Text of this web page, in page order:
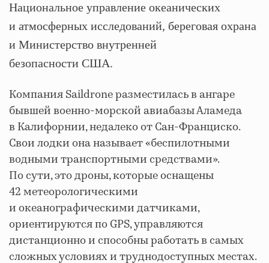
Национальное управление океанических
и атмосферных исследований, береговая охрана
и Министерство внутренней
безопасности США.
Компания Saildrone разместилась в ангаре
бывшей военно-морской авиабазы Аламеда
в Калифорнии, недалеко от Сан-Франциско.
Свои лодки она называет «беспилотными
водными транспортными средствами».
По сути, это дроны, которые оснащены
42 метеорологическими
и океанографическими датчиками,
ориентируются по GPS, управляются
дистанционно и способны работать в самых
сложных условиях и труднодоступных местах.